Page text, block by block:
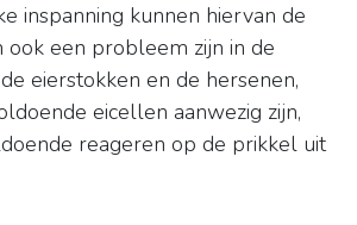
inspanning kunnen hiervan de
ook een probleem zijn in de
eierstokken en de hersenen,
eicellen aanwezig zijn,
reageren op de prikkel uit